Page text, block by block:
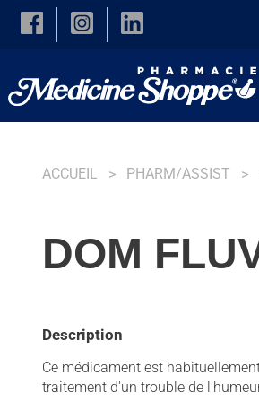
Skip to main content
ACCUEIL PHARM/ASSIST
DOM
Description
Ce médicament est
traitement d'un trouble de